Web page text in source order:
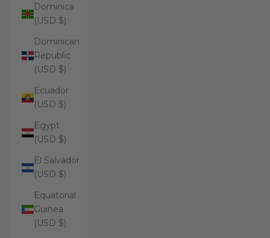
Dominica
(USD $)
Dominican
Republic
(USD $)
Ecuador
(USD $)
Egypt
(USD $)
El Salvador
(USD $)
Equatorial
Guinea
(USD $)